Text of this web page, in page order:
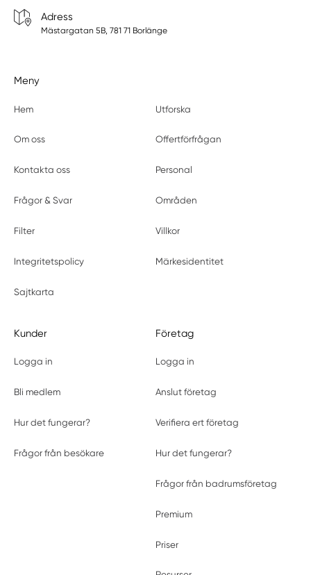
Adress
Mästargatan 5B, 781 71 Borlänge
Meny
Hem Utforska
Om oss Offertförfrågan
Kontakta oss Personal
Frågor & Svar Områden
Filter Villkor
Integritetspolicy Märkesidentitet
Sajtkarta
Kunder
Logga in
Bli medlem
Hur det fungerar?
Frågor från besökare
Företag
Logga in
Anslut företag
Verifiera ert företag
Hur det fungerar?
Frågor från badrumsföretag
Premium
Priser